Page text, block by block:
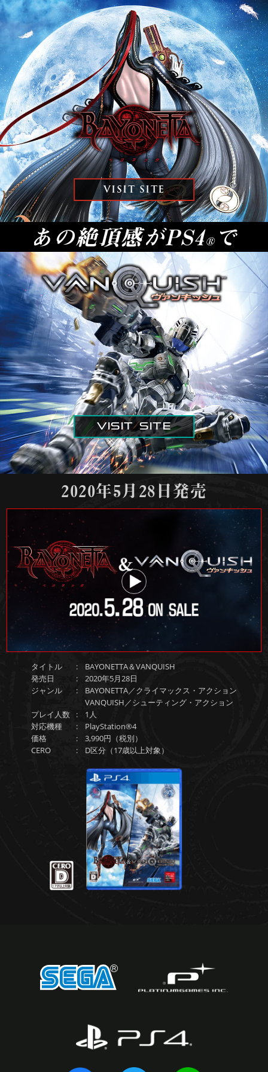
あの絶頂感がPS4®で
VISIT SITE
VISIT SITE
2020年5月28日発売
タイトル
BAYONETTA＆VANQUISH
発売日
2020年5月28日
ジャンル
BAYONETTA／クライマックス・アクション
VANQUISH／シューティング・アクション
プレイ人数
1人
対応機種
PlayStation®4
価格
3,990円（税別）
CERO
D区分（17歳以上対象）